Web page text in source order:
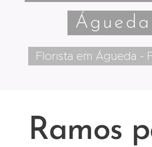
Águeda
Florista em Águeda -
Ramos